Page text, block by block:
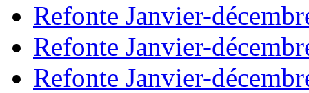
Refonte Janvier-
Refonte Janvier-
Refonte Janvier-